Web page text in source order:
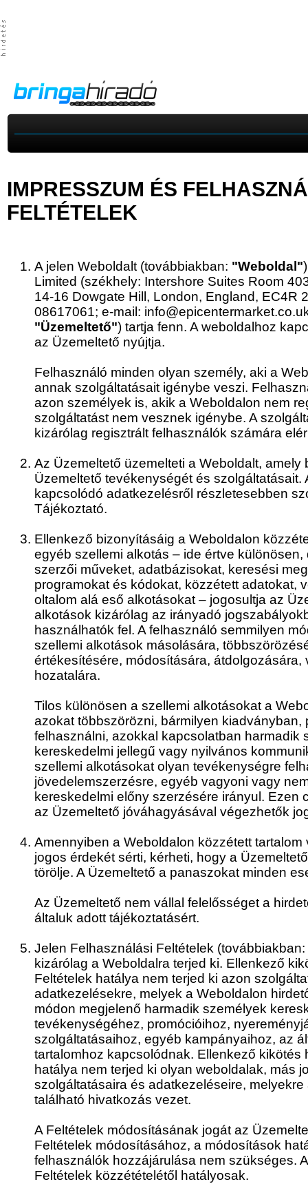
IMPRESSZUM ÉS
FELTÉTELEK
A jelen Weboldalt (továbbiakban: "Weboldal"
Limited (székhely: Intershore Suites Room
14-16 Dowgate Hill, London, England, EC4R
08617061; e-mail:
"Üzemeltető") tartja fenn. A weboldalhoz
az Üzemeltető nyújtja.
Felhasználó minden olyan személy, aki a
annak szolgáltatásait igénybe veszi.
azon személyek is, akik a Weboldalon nem
szolgáltatást nem vesznek igénybe. A
kizárólag regisztrált felhasználók számára
Az Üzemeltető üzemelteti a Weboldalt, amely
Üzemeltető tevékenységét és szolgáltatásait.
kapcsolódó adatkezelésről részletesebben
Tájékoztató.
Ellenkező bizonyításáig a Weboldalon
egyéb szellemi alkotás – ide értve
szerzői műveket, adatbázisokat, keresési
programokat és kódokat, közzétett adatokat,
oltalom alá eső alkotásokat – jogosultja az
alkotások kizárólag az irányadó
használhatók fel. A felhasználó semmilyen
szellemi alkotások másolására,
értékesítésére, módosítására, átdolgozására,
hozatalára.
Tilos különösen a szellemi alkotásokat a
azokat többszörözni, bármilyen kiadványban,
felhasználni, azokkal kapcsolatban harmadik
kereskedelmi jellegű vagy nyilvános
szellemi alkotásokat olyan tevékenységre
jövedelemszerzésre, egyéb vagyoni vagy
kereskedelmi előny szerzésére irányul. Ezen
az Üzemeltető jóváhagyásával végezhetők
Amennyiben a Weboldalon közzétett
jogos érdekét sérti, kérheti, hogy a
törölje. A Üzemeltető a panaszokat minden
Az Üzemeltető nem vállal felelősséget a
általuk adott tájékoztatásért.
Jelen Felhasználási Feltételek (továbbiakban:
kizárólag a Weboldalra terjed ki. Ellenkező
Feltételek hatálya nem terjed ki azon
adatkezelésekre, melyek a Weboldalon
módon megjelenő harmadik személyek
tevékenységéhez, promócióihoz,
szolgáltatásaihoz, egyéb kampányaihoz, az
tartalomhoz kapcsolódnak. Ellenkező kikötés
hatálya nem terjed ki olyan weboldalak, más
szolgáltatásaira és adatkezeléseire,
található hivatkozás vezet.
A Feltételek módosításának jogát az
Feltételek módosításához, a módosítások
felhasználók hozzájárulása nem szükséges.
Feltételek közzétételétől hatályosak.